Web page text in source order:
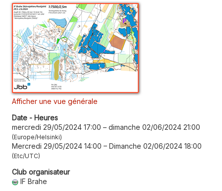
Afficher une vue générale
Date - Heures
mercredi 29/05/2024 17:00 – dimanche 02/06/2024 21:00
Europe/Helsinki
Mercredi 29/05/2024 14:00 – Dimanche 02/06/2024 18:00
Etc/UTC
Club organisateur
IF Brahe